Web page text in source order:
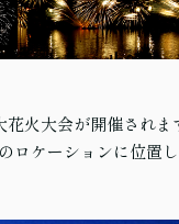
火大会が開催され
ロケーションに位置し